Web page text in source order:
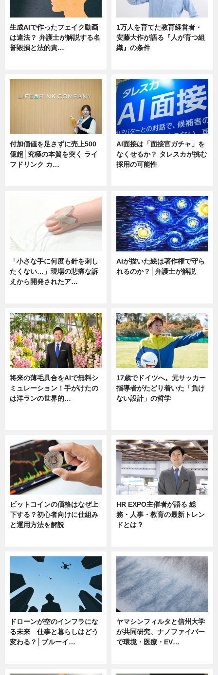
生成AIで作ったフェイク動画
は違法？ 弁護士が解説する名
誉毀損と法的責…
1万人を育てた教育経営者・
安藤大作が語る『人が育つ組
織』の条件
付加価値を足さずに売上500
億超│究極の本質を突く ライ
フドリンク カ…
AI面接は「面接官ガチャ」を
なくせるか？ タレスカが挑む
採用の可能性
「小さな手に何度も針を刺し
たくない…」現場の悲痛な訴
えから開発されたア…
AIが描いた絵は著作権で守ら
れるのか？│弁護士が解説
将来の薄毛具合をAIで無料シ
ミュレーション！手がけたの
は洋ランの世界的…
17歳でドイツへ。元サッカー
指導者がたどり着いた「負け
ない設計」の哲学
ビットコインの価格はなぜ上
下する？初心者向けに仕組み
と運用方法を解説
HR EXPO主催者が語る 総
務・人事・教育の最新トレン
ドとは？
ドローンが空のインフラにな
る未来 仕事と暮らしはどう
変わる？│ブルーイ…
ヤマシンフィルタと信州大学
が共同研究、ナノファイバー
で環境・医療・EV…